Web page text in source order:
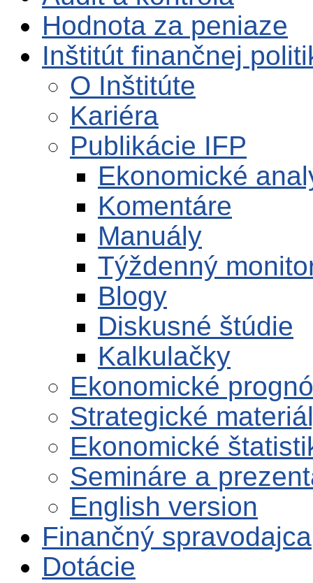
Hodnota za peniaze
Inštitút finančnej
O Inštitúte
Kariéra
Publikácie IFP
Ekonomické
Komentáre
Manuály
Týždenný
Blogy
Diskusné štúdie
Kalkulačky
Ekonomické
Strategické
Ekonomické
Semináre a
English version
Finančný spravodajca
Dotácie